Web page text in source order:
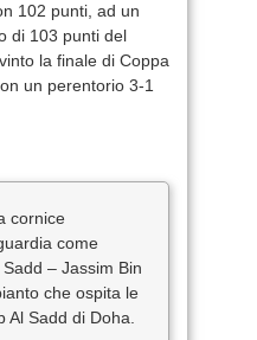
102 punti, ad un
di 103 punti del
la finale di Coppa
un perentorio 3-1
cornice
come
– Jassim Bin
che ospita le
Al Sadd di Doha.